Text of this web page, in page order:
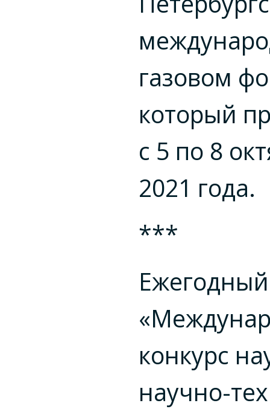
газовом
который
с 5 по 8
2021 года.
***
Ежегодный
конкурс
научно-